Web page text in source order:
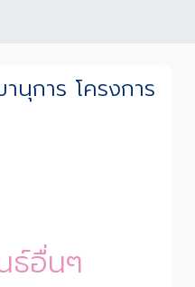
นุการ โครงการ
ธ์อื่นๆ